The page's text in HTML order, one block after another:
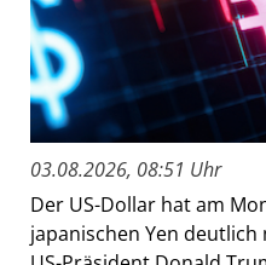
03.08.2026, 08:51 Uhr
Der US-Dollar hat am
japanischen Yen